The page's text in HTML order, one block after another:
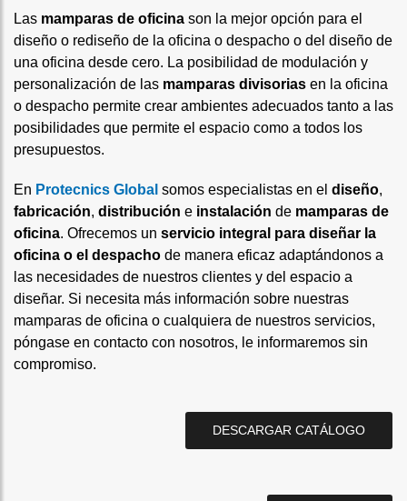
Las mamparas de oficina son la mejor opción para el
diseño o rediseño de la oficina o despacho o del diseño de
una oficina desde cero. La posibilidad de modulación y
personalización de las mamparas divisorias en la oficina
o despacho permite crear ambientes adecuados tanto a las
posibilidades que permite el espacio como a todos los
presupuestos.
En Protecnics Global somos especialistas en el diseño,
fabricación, distribución e instalación de mamparas de
oficina. Ofrecemos un servicio integral para diseñar la
oficina o el despacho de manera eficaz adaptándonos a
las necesidades de nuestros clientes y del espacio a
diseñar. Si necesita más información sobre nuestras
mamparas de oficina o cualquiera de nuestros servicios,
póngase en contacto con nosotros, le informaremos sin
compromiso.
DESCARGAR CATÁLOGO